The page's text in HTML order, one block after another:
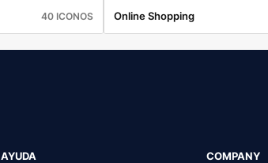
40 ICONOS Online Shopping
AYUDA COMPANY